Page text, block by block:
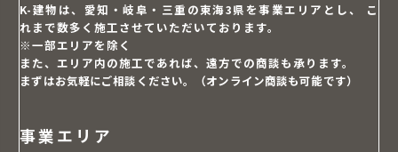
K-建物は、愛知・岐阜・三重の東海3県を事業エリアとし、
こ
れまで数多く施工させていただいております。
※一部エリアを除く
また、エリア内の施工であれば、遠方での商談も承ります。
まずはお気軽にご相談ください。（オンライン商談も可能です）
事業エリア